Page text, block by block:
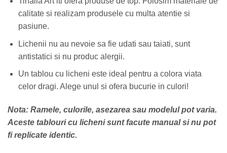
calitate si realizam produsele cu multa atentie si
pasiune.
Lichenii nu au nevoie sa fie udati sau taiati, sunt
antistatici si nu produc alergii.
Un tablou cu licheni este ideal pentru a colora viata
celor dragi. Alege unul si ofera bucurie in culori!
Nota: Ramele, culorile, asezarea sau modelul pot varia.
Aceste tablouri cu licheni sunt facute manual si nu pot
fi replicate identic.